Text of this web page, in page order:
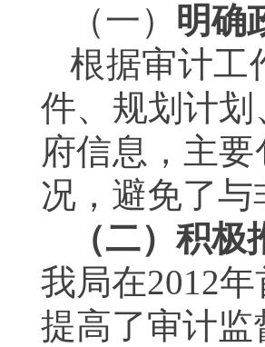
（一） 明确
根据审计工
件、规划计
府信息，主
况，避免了
（二）积
我局在2012年
提高了审计